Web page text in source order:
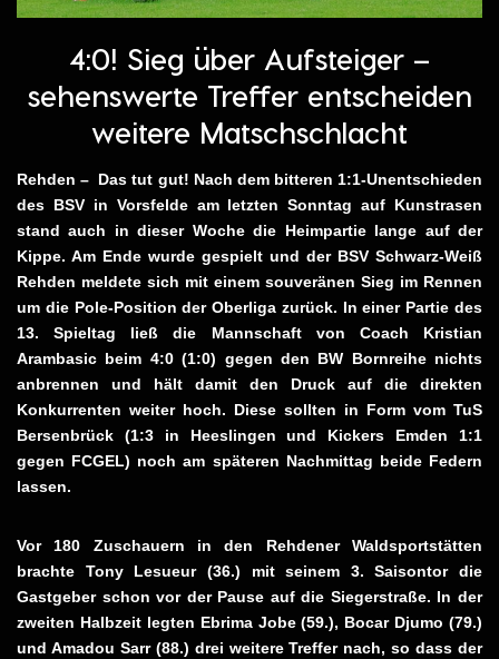
4:0! Sieg über Aufsteiger –
sehenswerte Treffer entscheiden
weitere Matschschlacht
Rehden – Das tut gut! Nach dem bitteren 1:1-Unentschieden
des BSV in Vorsfelde am letzten Sonntag auf Kunstrasen
stand auch in dieser Woche die Heimpartie lange auf der
Kippe. Am Ende wurde gespielt und der BSV Schwarz-Weiß
Rehden meldete sich mit einem souveränen Sieg im Rennen
um die Pole-Position der Oberliga zurück. In einer Partie des
13. Spieltag ließ die Mannschaft von Coach Kristian
Arambasic beim 4:0 (1:0) gegen den BW Bornreihe nichts
anbrennen und hält damit den Druck auf die direkten
Konkurrenten weiter hoch. Diese sollten in Form vom TuS
Bersenbrück (1:3 in Heeslingen und Kickers Emden 1:1
gegen FCGEL) noch am späteren Nachmittag beide Federn
lassen.
Vor 180 Zuschauern in den Rehdener Waldsportstätten
brachte Tony Lesueur (36.) mit seinem 3. Saisontor die
Gastgeber schon vor der Pause auf die Siegerstraße. In der
zweiten Halbzeit legten Ebrima Jobe (59.), Bocar Djumo (79.)
und Amadou Sarr (88.) drei weitere Treffer nach, so dass der